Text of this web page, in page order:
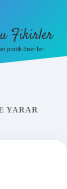
Fikirler
pratik öneriler!
YARAR